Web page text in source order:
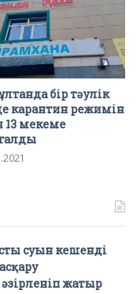
бір тәулік
карантин режимін
13 мекеме
суын кешенді
жатыр